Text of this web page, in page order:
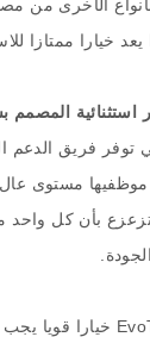
الأخرى من
خيارا ممتازا
استثنائية
توفر فريق الدعم
مستوى
بأن كل
خيارا قويا